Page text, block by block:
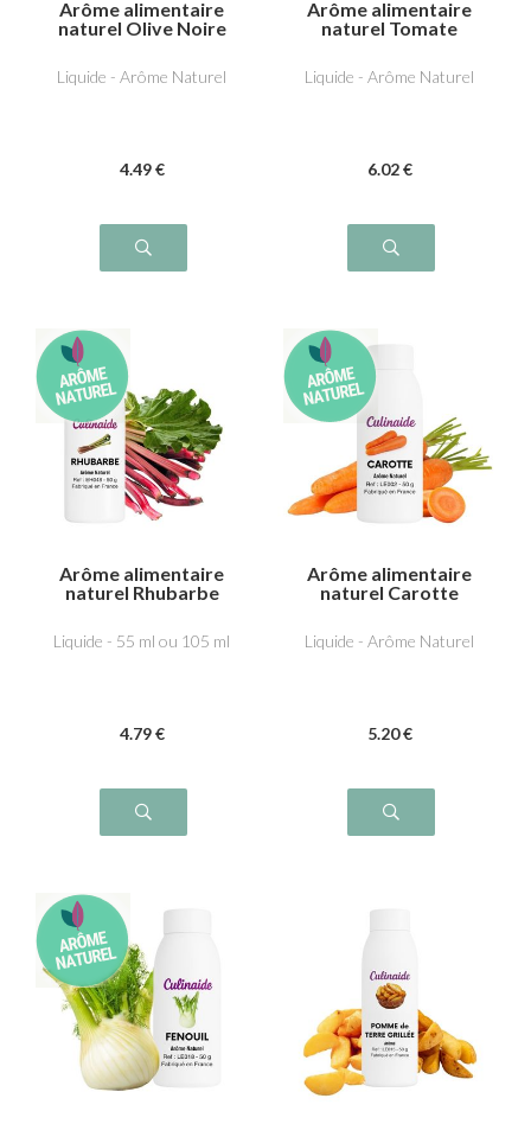
Arôme alimentaire
naturel Olive Noire
Liquide - Arôme Naturel
4.49 €
Arôme alimentaire
naturel Tomate
Liquide - Arôme Naturel
6.02 €
Arôme alimentaire
naturel Rhubarbe
Liquide - 55 ml ou 105 ml
4.79 €
Arôme alimentaire
naturel Carotte
Liquide - Arôme Naturel
5.20 €